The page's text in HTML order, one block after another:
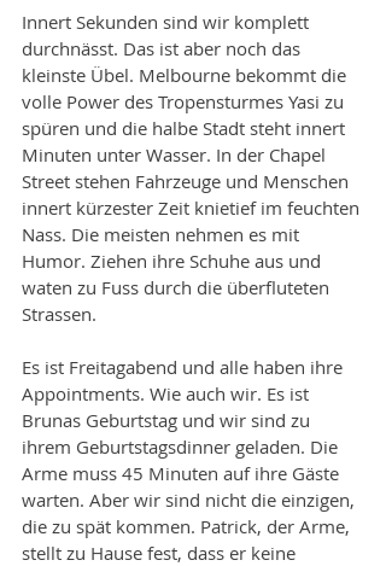
Innert Sekunden sind wir komplett
durchnässt. Das ist aber noch das
kleinste Übel. Melbourne bekommt die
volle Power des Tropensturmes Yasi zu
spüren und die halbe Stadt steht innert
Minuten unter Wasser. In der Chapel
Street stehen Fahrzeuge und Menschen
innert kürzester Zeit knietief im feuchten
Nass. Die meisten nehmen es mit
Humor. Ziehen ihre Schuhe aus und
waten zu Fuss durch die überfluteten
Strassen.
Es ist Freitagabend und alle haben ihre
Appointments. Wie auch wir. Es ist
Brunas Geburtstag und wir sind zu
ihrem Geburtstagsdinner geladen. Die
Arme muss 45 Minuten auf ihre Gäste
warten. Aber wir sind nicht die einzigen,
die zu spät kommen. Patrick, der Arme,
stellt zu Hause fest, dass er keine